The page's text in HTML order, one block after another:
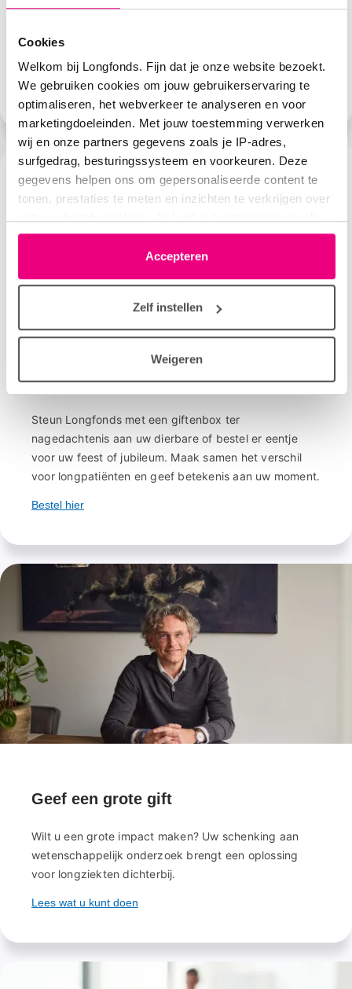
Cookies
Welkom bij Longfonds. Fijn dat je onze website bezoekt.
We gebruiken cookies om jouw gebruikerservaring te
optimaliseren, het webverkeer te analyseren en voor
marketingdoeleinden. Met jouw toestemming verwerken
wij en onze partners gegevens zoals je IP-adres,
surfgedrag, besturingssysteem en voorkeuren. Deze
gegevens helpen ons om gepersonaliseerde content te
tonen, prestaties te meten en inzichten te verkrijgen over
moment wijzigen of intrekken via het cookie-icoontje
linksonder elke pagina. De lijst met partners is te vinden
in het tabblad “details”.
Accepteren
Zelf instellen
Weigeren
Draag met uw nalatenschap bij aan een wereld zonder
longziekten en laat uw idealen voortleven.
Meer over nalaten aan Longfonds
Bestel een giftenbox
Steun Longfonds met een giftenbox ter
nagedachtenis aan uw dierbare of bestel er eentje
voor uw feest of jubileum. Maak samen het verschil
voor longpatiënten en geef betekenis aan uw moment.
Bestel hier
Geef een grote gift
Wilt u een grote impact maken? Uw schenking aan
wetenschappelijk onderzoek brengt een oplossing
voor longziekten dichterbij.
Lees wat u kunt doen